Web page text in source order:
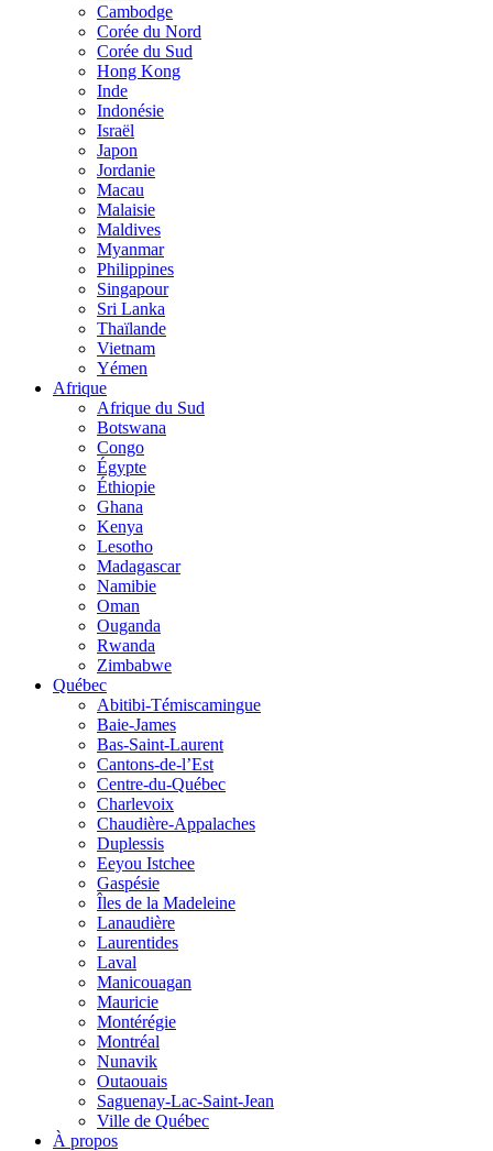
Cambodge
Corée du Nord
Corée du Sud
Hong Kong
Inde
Indonésie
Israël
Japon
Jordanie
Macau
Malaisie
Maldives
Myanmar
Philippines
Singapour
Sri Lanka
Thaïlande
Vietnam
Yémen
Afrique
Afrique du Sud
Botswana
Congo
Égypte
Éthiopie
Ghana
Kenya
Lesotho
Madagascar
Namibie
Oman
Ouganda
Rwanda
Zimbabwe
Québec
Abitibi-Témiscamingue
Baie-James
Bas-Saint-Laurent
Cantons-de-l’Est
Centre-du-Québec
Charlevoix
Chaudière-Appalaches
Duplessis
Eeyou Istchee
Gaspésie
Îles de la Madeleine
Lanaudière
Laurentides
Laval
Manicouagan
Mauricie
Montérégie
Montréal
Nunavik
Outaouais
Saguenay-Lac-Saint-Jean
Ville de Québec
À propos